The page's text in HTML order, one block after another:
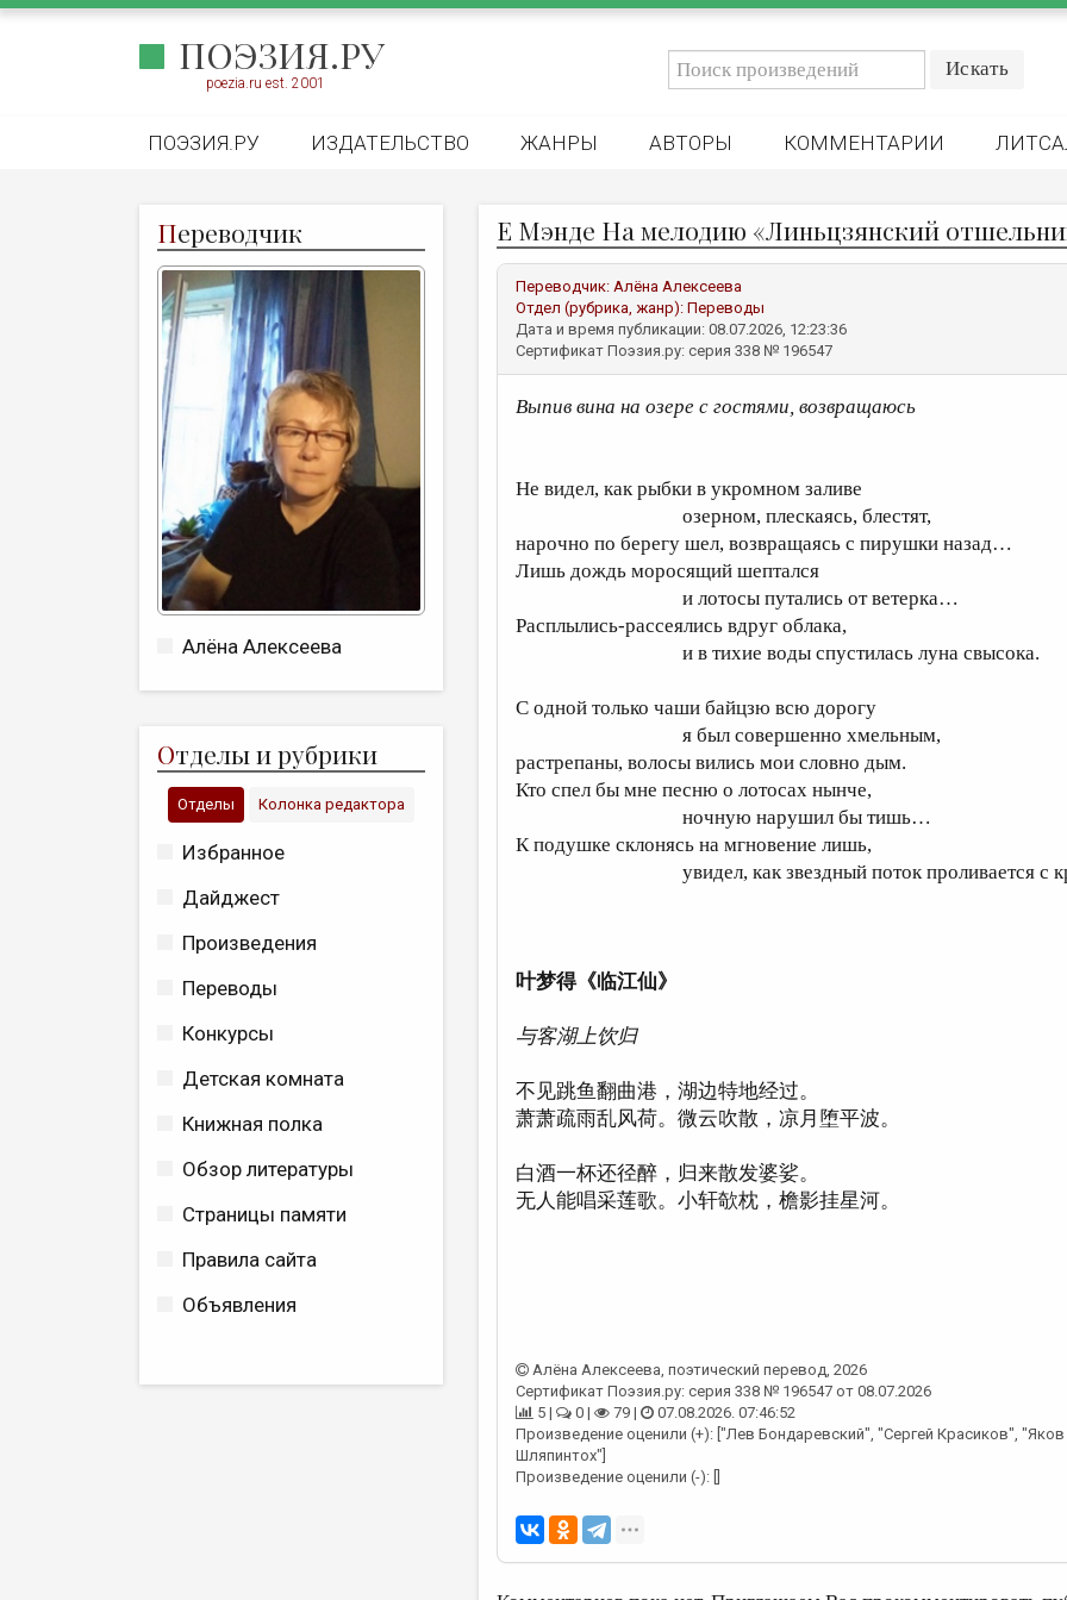
ПОЭЗИЯ.РУ
poezia.ru est. 2001
ПОЭЗИЯ.РУ ИЗДАТЕЛЬСТВО ЖАНРЫ АВТОРЫ КОММЕНТАРИИ
Переводчик
Алёна Алексеева
Отделы и рубрики
Отделы Колонка редактора
Избранное
Дайджест
Произведения
Переводы
Конкурсы
Детская комната
Книжная полка
Обзор литературы
Страницы памяти
Правила сайта
Объявления
Е Мэнде На мелодию «Линьцзянский
Переводчик: Алёна Алексеева
Отдел (рубрика, жанр): Переводы
Дата и время публикации: 08.07.2026, 12:23:36
Сертификат Поэзия.ру: серия 338 № 196547
Выпив вина на озере с гостями, возвращаюсь
Не видел, как рыбки в укромном заливе
озерном, плескаясь, блестят,
нарочно по берегу шел, возвращаясь с пирушки назад…
Лишь дождь моросящий шептался
и лотосы путались от ветерка…
Расплылись-рассеялись вдруг облака,
и в тихие воды спустилась луна свысока.
С одной только чаши байцзю всю дорогу
я был совершенно хмельным,
растрепаны, волосы вились мои словно дым.
Кто спел бы мне песню о лотосах нынче,
ночную нарушил бы тишь…
К подушке склонясь на мгновение лишь,
увидел, как звездный поток проливается с
叶梦得《临江仙》
与客湖上饮归
不见跳鱼翻曲港，湖边特地经过。
萧萧疏雨乱风荷。微云吹散，凉月堕平波。
白酒一杯还径醉，归来散发婆娑。
无人能唱采莲歌。小轩欹枕，檐影挂星河。
Алёна Алексеева, поэтический перевод, 2026
Сертификат Поэзия.ру: серия 338 № 196547 от 08.07.2026
5 |
0 | 79 |
07.08.2026. 07:46:52
Произведение оценили (+): ["Лев Бондаревский", "Сергей Красиков",
Шляпинтох"]
Произведение оценили (-): []